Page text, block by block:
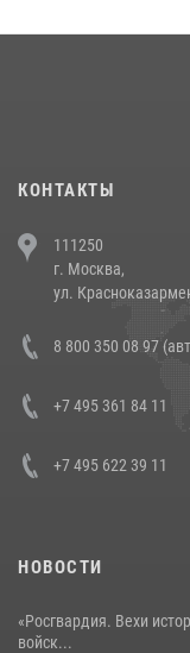
напавших на бригаду
14 июля 2026, 12:20
В Росгвардии прошла
боевого опыта
КОНТАКТЫ
111250
г. Москва,
ул.
8 800 350 08 97
+7 495 361 84 11
+7 495 622 39 11
НОВОСТИ
«Росгвардия. Вехи
войск...